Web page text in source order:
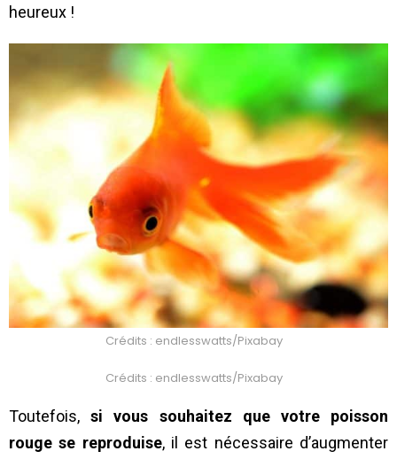
heureux !
Crédits : endlesswatts/Pixabay
Crédits : endlesswatts/Pixabay
Toutefois,si vous souhaitez que votre poisson
rouge se reproduise, il est nécessaire d’augmenter